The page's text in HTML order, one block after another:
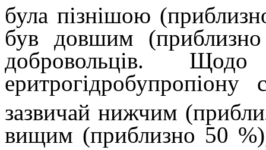
була пізнішою
був довшим
добровольців. Щодо
зазвичай нижчим
вищим (приблизно 50